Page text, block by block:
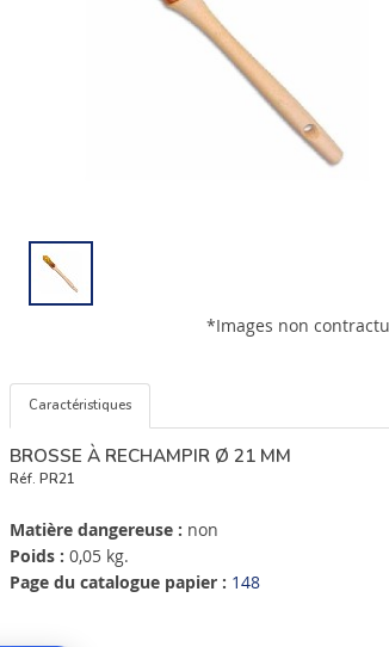
*Images non
Caractéristiques
BROSSE À RECHAMPIR Ø 21 MM
Réf. PR21
Matière dangereuse : non
Poids : 0,05 kg.
Page du catalogue papier : 148